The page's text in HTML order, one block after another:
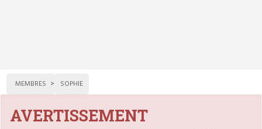
MEMBRES SOPHIE
AVERTISSEMENT